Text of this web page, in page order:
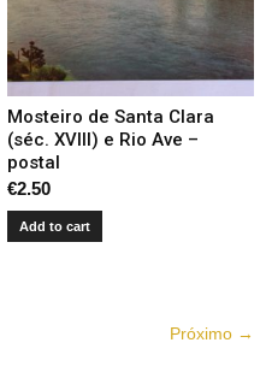
Mosteiro de Santa Clara
(séc. XVIII) e Rio Ave –
postal
€2.50
Add to cart
Próximo →